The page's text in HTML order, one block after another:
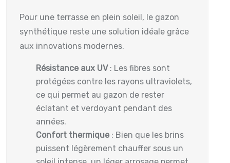
Pour une terrasse en plein soleil, le gazon
synthétique reste une solution idéale grâce
aux innovations modernes.
Résistance aux UV: Les fibres sont
protégées contre les rayons ultraviolets,
ce qui permet au gazon de rester
éclatant et verdoyant pendant des
années.
Confort thermique : Bien que les brins
puissent légèrement chauffer sous un